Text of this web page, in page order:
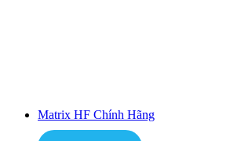
Matrix HF Chính Hãng